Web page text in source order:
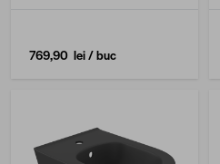
769,90 lei/ buc